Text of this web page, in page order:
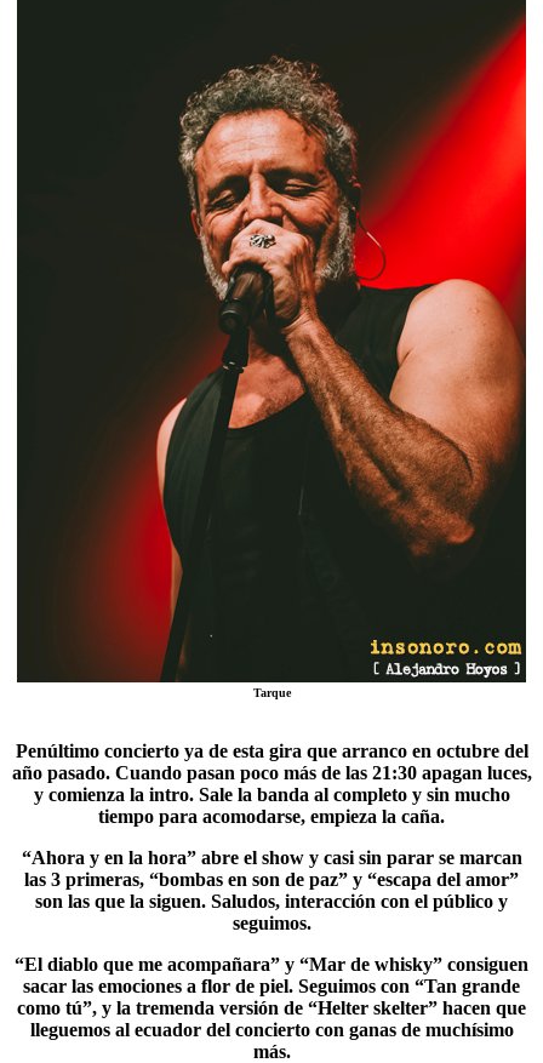
Tarque
Penúltimo concierto ya de esta gira que arranco en octubre del
año pasado. Cuando pasan poco más de las 21:30 apagan luces,
y comienza la intro. Sale la banda al completo y sin mucho
tiempo para acomodarse, empieza la caña.
“Ahora y en la hora” abre el show y casi sin parar se marcan
las 3 primeras, “bombas en son de paz” y “escapa del amor”
son las que la siguen. Saludos, interacción con el público y
seguimos.
“El diablo que me acompañara” y “Mar de whisky” consiguen
sacar las emociones a flor de piel. Seguimos con “Tan grande
como tú”, y la tremenda versión de “Helter skelter” hacen que
lleguemos al ecuador del concierto con ganas de muchísimo
más.